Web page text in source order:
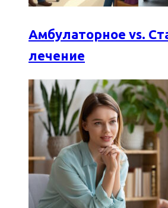
Амбулаторное vs.
лечение